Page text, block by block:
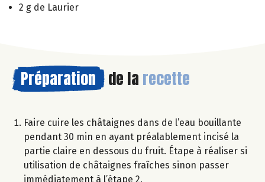
2 g de Laurier
Préparation de la recette
Faire cuire les châtaignes dans de l’eau bouillante
pendant 30 min en ayant préalablement incisé la
partie claire en dessous du fruit. Étape à réaliser si
utilisation de châtaignes fraîches sinon passer
immédiatement à l’étape 2.